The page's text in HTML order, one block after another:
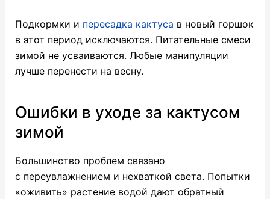
Подкормки и пересадка кактуса в новый горшок
в этот период исключаются. Питательные смеси
зимой не усваиваются. Любые манипуляции
лучше перенести на весну.
Ошибки в уходе за кактусом
зимой
Большинство проблем связано
с переувлажнением и нехваткой света. Попытки
«оживить» растение водой дают обратный